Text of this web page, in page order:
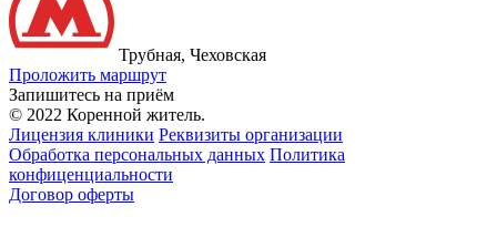
Трубная, Чеховская
Проложить маршрут
Запишитесь на приём
© 2022 Коренной житель.
Лицензия клиники Реквизиты организации
Обработка персональных данных Политика
конфиценциальности
Договор оферты